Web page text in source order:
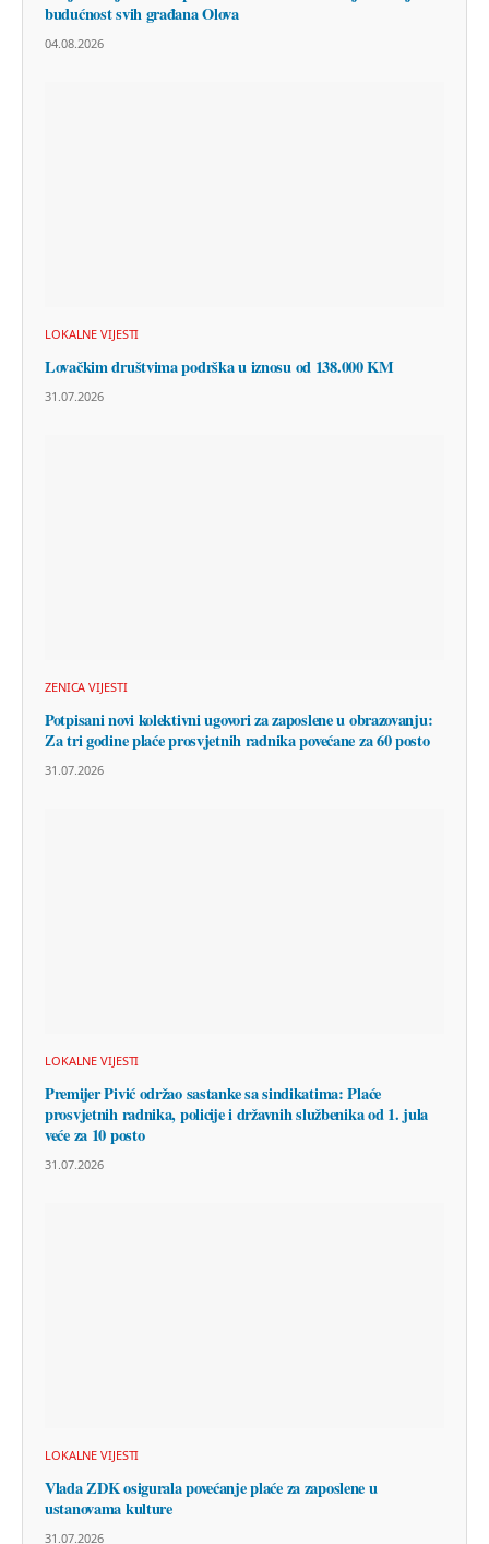
budućnost svih građana Olova
04.08.2026
LOKALNE VIJESTI
Lovačkim društvima podrška u iznosu od 138.000 KM
31.07.2026
ZENICA VIJESTI
Potpisani novi kolektivni ugovori za zaposlene u obrazovanju:
Za tri godine plaće prosvjetnih radnika povećane za 60 posto
31.07.2026
LOKALNE VIJESTI
Premijer Pivić održao sastanke sa sindikatima: Plaće
prosvjetnih radnika, policije i državnih službenika od 1. jula
veće za 10 posto
31.07.2026
LOKALNE VIJESTI
Vlada ZDK osigurala povećanje plaće za zaposlene u
ustanovama kulture
31.07.2026